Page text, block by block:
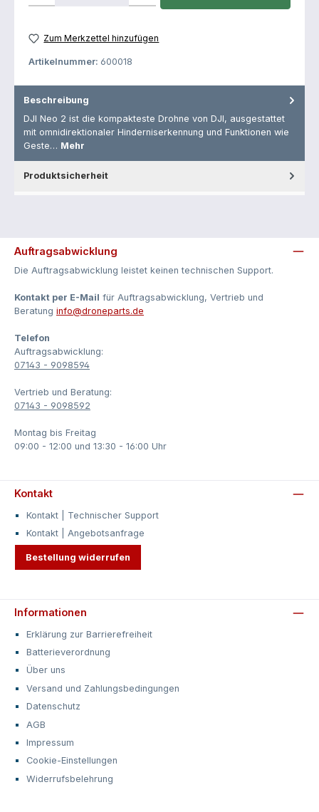
Zum Merkzettel hinzufügen
Artikelnummer: 600018
Beschreibung
DJI Neo 2 ist die kompakteste Drohne von DJI, ausgestattet
mit omnidirektionaler Hinderniserkennung und Funktionen wie
Geste… Mehr
Produktsicherheit
Auftragsabwicklung
Die Auftragsabwicklung leistet keinen technischen Support.
Kontakt per E-Mail für Auftragsabwicklung, Vertrieb und
Beratung ­info@droneparts.de
Telefon
Auftragsabwicklung:
07143 - 9098594
Vertrieb und Beratung:
07143 - 9098592
Montag bis Freitag
09:00 - 12:00 und 13:30 - 16:00 Uhr
Kontakt
Kontakt | Technischer Support
Kontakt | Angebotsanfrage
Bestellung widerrufen
Informationen
Erklärung zur Barrierefreiheit
Batterieverordnung
Über uns
Versand und Zahlungsbedingungen
Datenschutz
AGB
Impressum
Cookie-Einstellungen
Widerrufsbelehrung